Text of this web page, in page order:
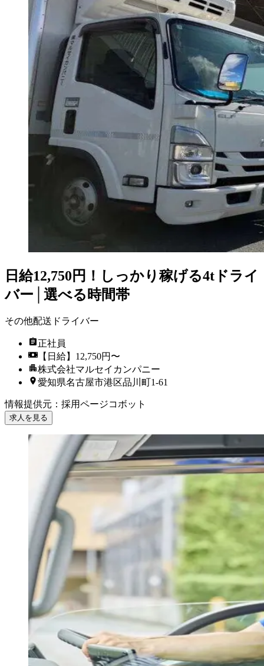
日給12,750円！しっかり稼げる4tドライ
バー│選べる時間帯
その他配送ドライバー
正社員
【日給】12,750円〜
株式会社マルセイカンパニー
愛知県名古屋市港区品川町1-61
情報提供元 ： 採用ページコボット
求人を見る